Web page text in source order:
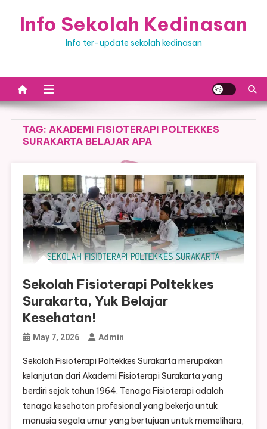
Info Sekolah Kedinasan
Info ter-update sekolah kedinasan
TAG: AKADEMI FISIOTERAPI POLTEKKES
SURAKARTA BELAJAR APA
Sekolah Fisioterapi Poltekkes
Surakarta, Yuk Belajar
Kesehatan!
May 7, 2026 Admin
Sekolah Fisioterapi Poltekkes Surakarta merupakan
kelanjutan dari Akademi Fisioterapi Surakarta yang
berdiri sejak tahun 1964. Tenaga Fisioterapi adalah
tenaga kesehatan profesional yang bekerja untuk
manusia segala umur yang bertujuan untuk memelihara,